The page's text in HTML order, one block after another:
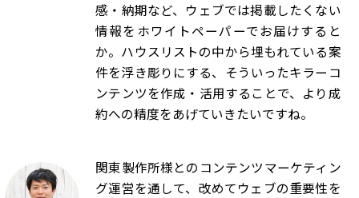
感・納期など、ウェブでは掲載したくない
情報をホワイトペーパーでお届けすると
か。ハウスリストの中から埋もれている案
件を浮き彫りにする、そういったキラーコ
ンテンツを作成・活用することで、より成
約への精度をあげていきたいですね。
関東製作所様とのコンテンツマーケティン
グ運営を通して、改めてウェブの重要性を